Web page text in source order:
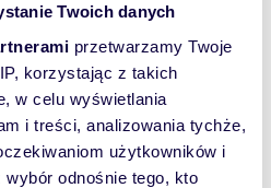
Twoich danych
przetwarzamy Twoje
korzystając z takich
w celu wyświetlania
i treści, analizowania tychże,
użytkowników i
odnośnie tego, kto
się z
Tobą